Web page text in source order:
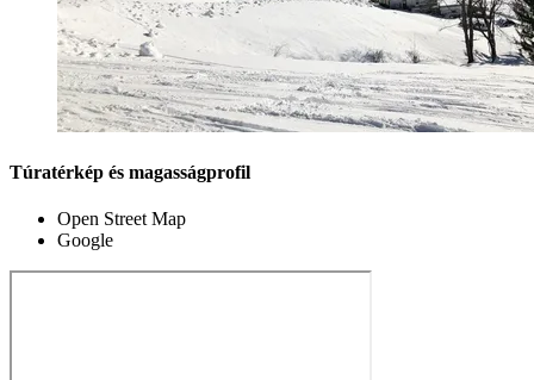
Túratérkép és magasságprofil
Open Street Map
Google